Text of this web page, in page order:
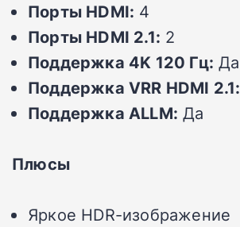
Порты HDMI: 4
Порты HDMI 2.1: 2
Поддержка 4K 120 Гц: Да
Поддержка VRR HDMI 2.1:
Поддержка ALLM: Да
Плюсы
Яркое HDR-изображение